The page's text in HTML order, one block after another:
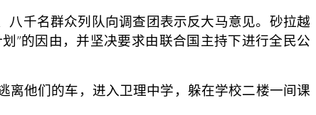
千名群众列队向调查团表示反大马意见。砂拉越
”的因由，并坚决要求由联合国主持下进行全民公
他们的车，进入卫理中学，躲在学校二楼一间课